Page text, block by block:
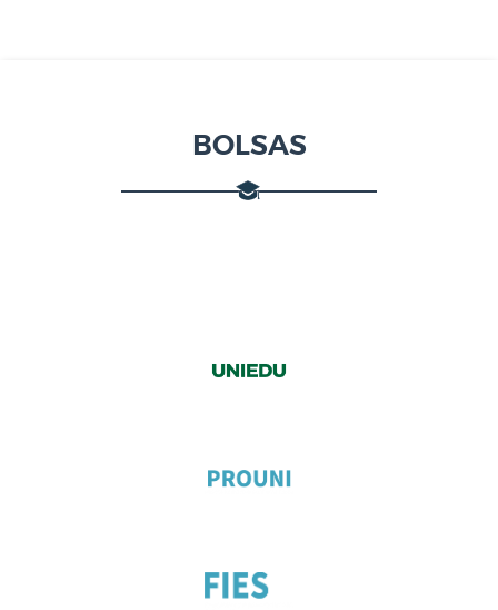
BOLSAS